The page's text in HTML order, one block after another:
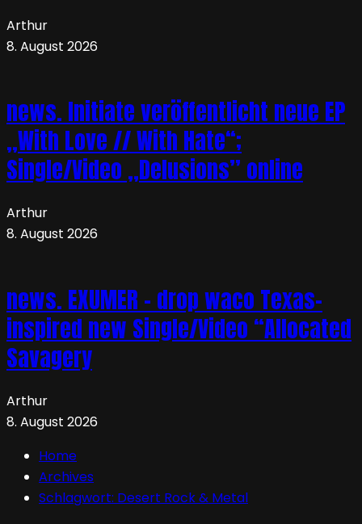
Arthur
8. August 2026
news. Initiate veröffentlicht neue EP
„With Love // With Hate“;
Single/Video „Delusions” online
Arthur
8. August 2026
news. EXUMER – drop waco Texas-
inspired new Single/Video “Allocated
Savagery
Arthur
8. August 2026
Home
Archives
Schlagwort: Desert Rock & Metal